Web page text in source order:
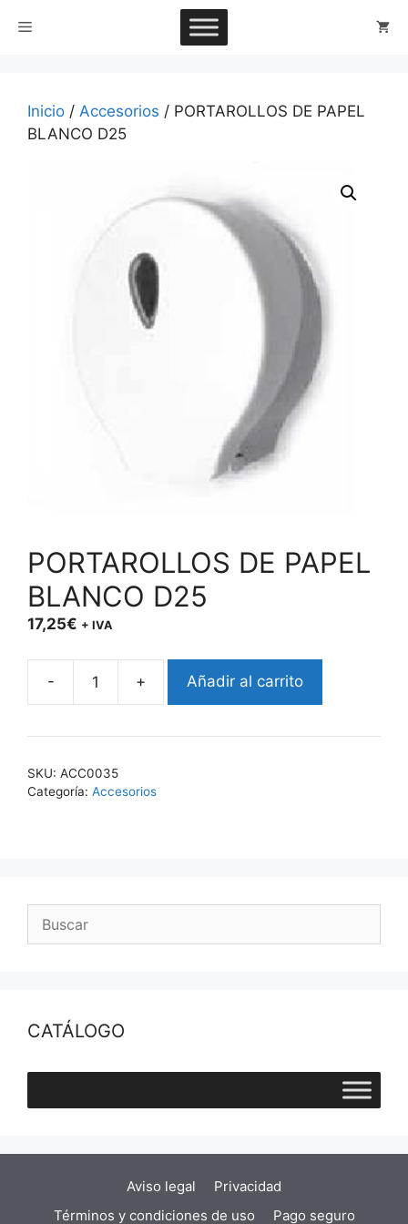
Menú
Inicio / Accesorios / PORTAROLLOS DE PAPEL
BLANCO D25
PORTAROLLOS DE PAPEL
BLANCO D25
17,25€ + IVA
-
PORTAROLLOS
PAPEL
+ Añadir al carrito
SKU: ACC0035
Categoría: Accesorios
CATÁLOGO
Aviso legal
Privacidad
Términos y condiciones de uso
Pago seguro